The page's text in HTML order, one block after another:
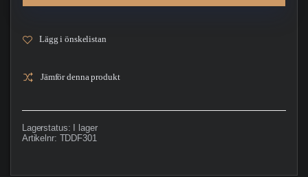
Lägg i önskelistan
Jämför denna produkt
Lagerstatus: I lager
Artikelnr: TDDF301